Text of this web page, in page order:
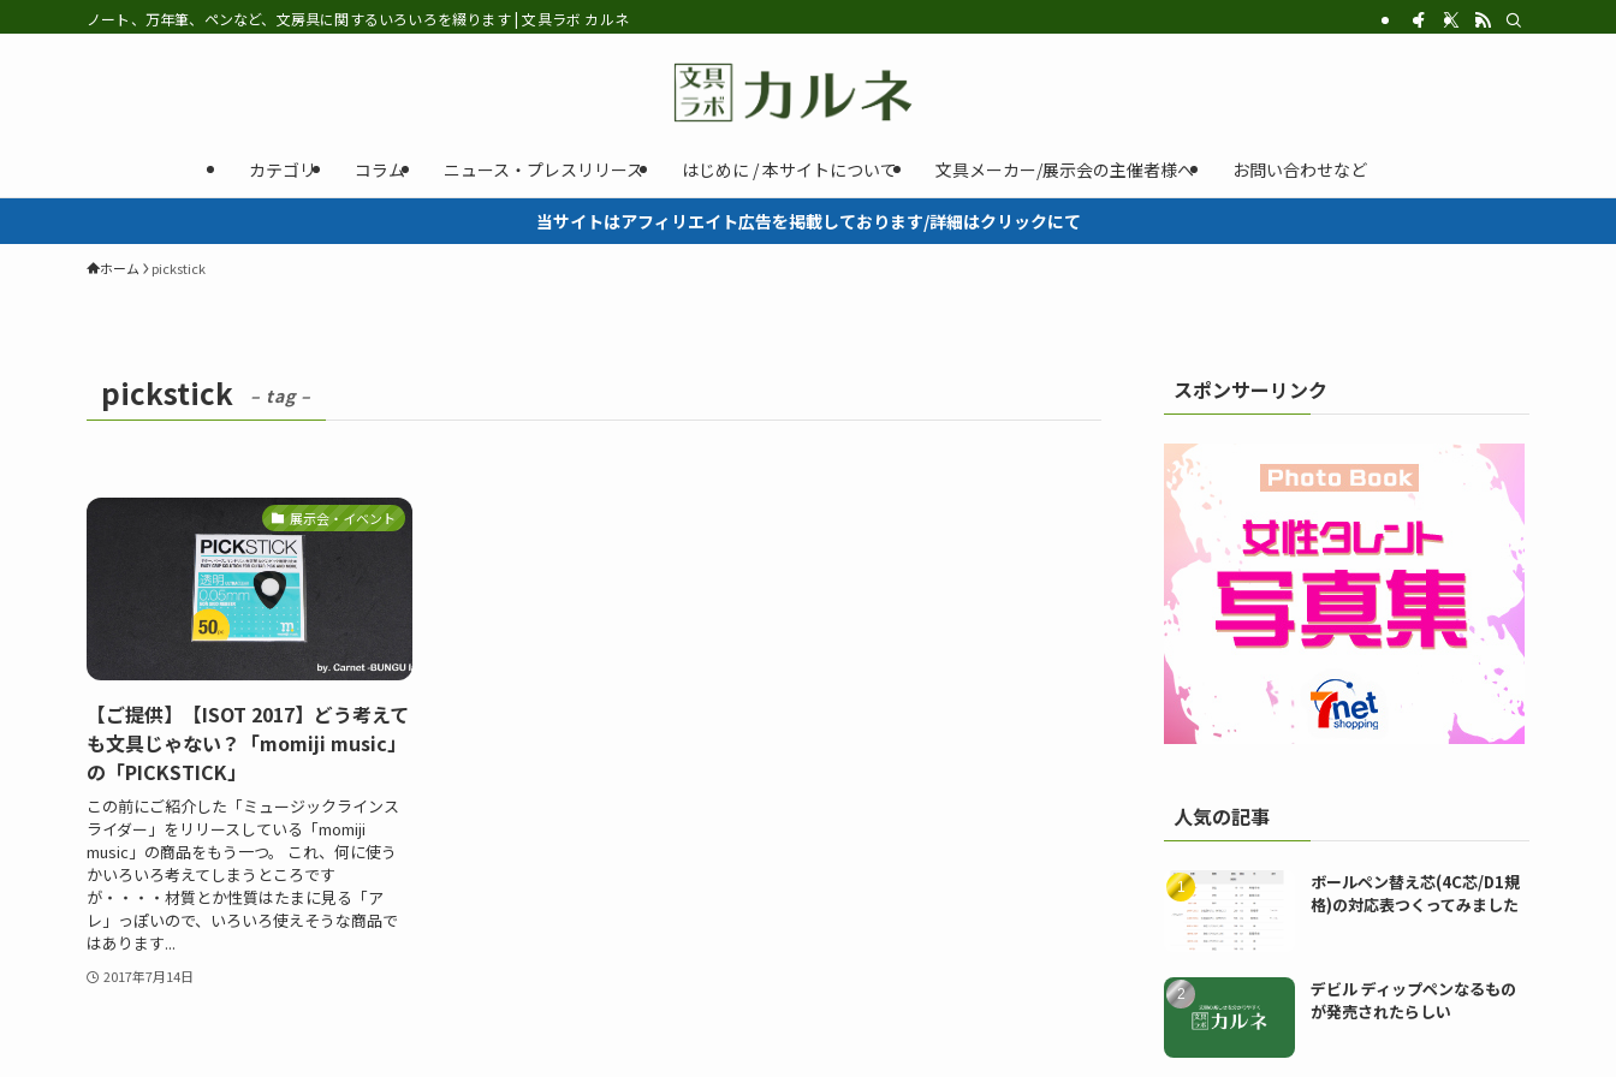
ノート、万年筆、ペンなど、文房具に関するいろいろを綴ります | 文具ラボ カルネ
カテゴリ コラム ニュース・プレスリリース はじめに / 本サイトについて 文具メーカー/展示会の主催者様へ お問い合わせなど
当サイトはアフィリエイト広告を掲載しております/詳細はクリックにて
ホーム pickstick
pickstick – tag –
展示会・イベント
【ご提供】【ISOT 2017】どう考えて
も文具じゃない？「momiji music」
の「PICKSTICK」
この前にご紹介した「ミュージックラインス
ライダー」をリリースしている「momiji
music」の商品をもう一つ。 これ、何に使う
かいろいろ考えてしまうところです
が・・・・材質とか性質はたまに見る「ア
レ」っぽいので、いろいろ使えそうな商品で
はあります...
2017年7月14日
スポンサーリンク
人気の記事
ボールペン替え芯(4C芯/D1規
格)の対応表つくってみました
デビル ディップペンなるもの
が発売されたらしい